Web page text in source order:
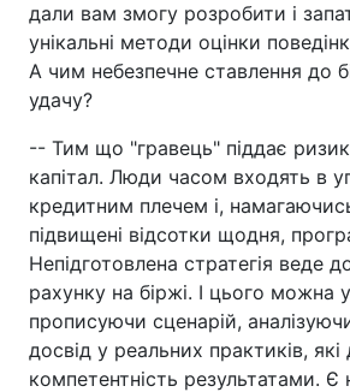
дали вам змогу розробити і
унікальні методи оцінки
А чим небезпечне ставлення до
удачу?
-- Тим що "гравець" піддає
капітал. Люди часом входять в
кредитним плечем і,
підвищені відсотки щодня,
Непідготовлена стратегія веде
рахунку на біржі. І цього можна
прописуючи сценарій,
досвід у реальних практиків,
компетентність результатами. Є